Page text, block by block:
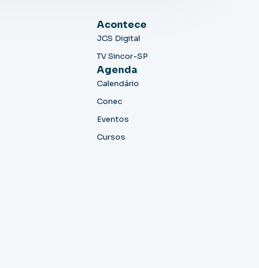
Acontece
JCS Digital
TV Sincor-SP
Agenda
Calendário
Conec
Eventos
Cursos